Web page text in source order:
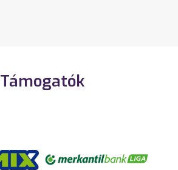
Támogatók